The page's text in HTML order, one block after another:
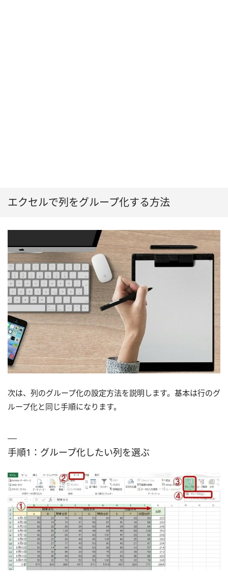
エクセルで列をグループ化する方法
次は、列のグループ化の設定方法を説明します。基本は行のグ
ループ化と同じ手順になります。
手順1：グループ化したい列を選ぶ